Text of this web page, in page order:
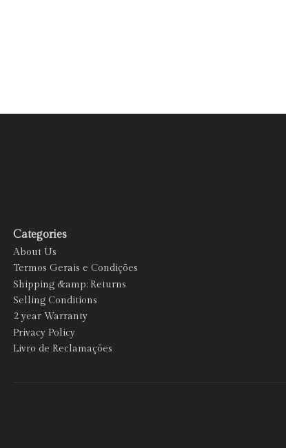
Categories
About Us
Termos Gerais e Condições
Shipping &amp; Returns
Selling Conditions
2 year Warranty
Privacy Policy
Livro de Reclamações